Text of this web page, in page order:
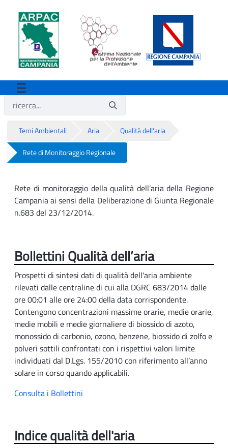
Temi Ambientali Aria Qualità dell'aria
Rete di Monitoraggio Regionale
Rete di Monitoraggio Regionale
Rete di monitoraggio della qualità dell’aria della Regione
Campania ai sensi della Deliberazione di Giunta Regionale
n.683 del 23/12/2014.
Bollettini Qualità dell’aria
Prospetti di sintesi dati di qualità dell'aria ambiente
rilevati dalle centraline di cui alla DGRC 683/2014 dalle
ore 00:01 alle ore 24:00 della data corrispondente.
Contengono concentrazioni massime orarie, medie orarie,
medie mobili e medie giornaliere di biossido di azoto,
monossido di carbonio, ozono, benzene, biossido di zolfo e
polveri sottili confrontati con i rispettivi valori limite
individuati dal D.Lgs. 155/2010 con riferimento all’anno
solare in corso quando applicabili.
Consulta i Bollettini
Indice qualità dell'aria